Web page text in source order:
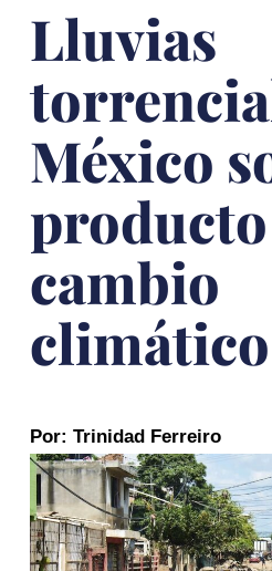
Lluvias
México
cambio
climático
Por: Trinidad Ferreiro